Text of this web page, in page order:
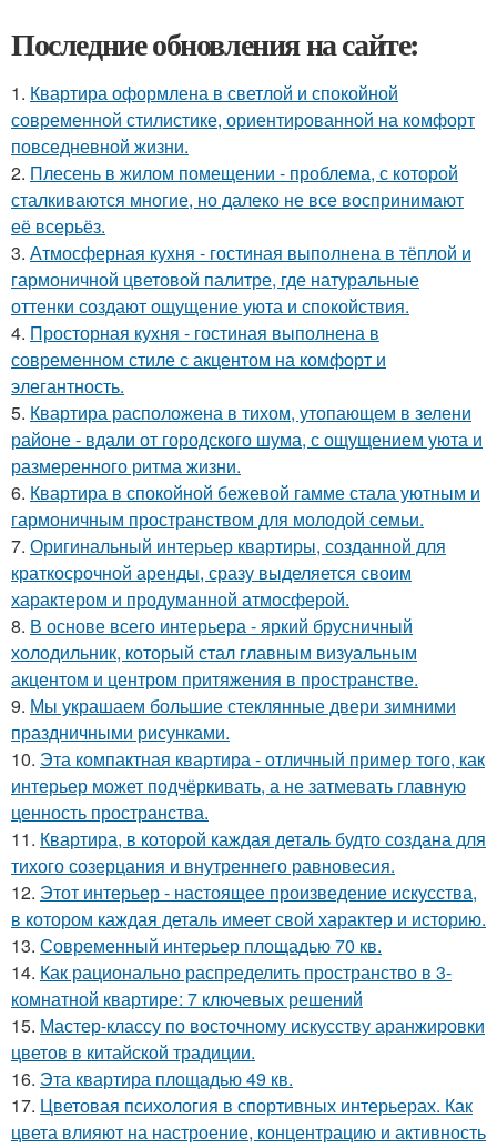
Последние обновления на сайте:
1. Квартира оформлена в светлой и спокойной
современной стилистике, ориентированной на комфорт
повседневной жизни.
2. Плесень в жилом помещении - проблема, с которой
сталкиваются многие, но далеко не все воспринимают
её всерьёз.
3. Атмосферная кухня - гостиная выполнена в тёплой и
гармоничной цветовой палитре, где натуральные
оттенки создают ощущение уюта и спокойствия.
4. Просторная кухня - гостиная выполнена в
современном стиле с акцентом на комфорт и
элегантность.
5. Квартира расположена в тихом, утопающем в зелени
районе - вдали от городского шума, с ощущением уюта и
размеренного ритма жизни.
6. Квартира в спокойной бежевой гамме стала уютным и
гармоничным пространством для молодой семьи.
7. Оригинальный интерьер квартиры, созданной для
краткосрочной аренды, сразу выделяется своим
характером и продуманной атмосферой.
8. В основе всего интерьера - яркий брусничный
холодильник, который стал главным визуальным
акцентом и центром притяжения в пространстве.
9. Мы украшаем большие стеклянные двери зимними
праздничными рисунками.
10. Эта компактная квартира - отличный пример того, как
интерьер может подчёркивать, а не затмевать главную
ценность пространства.
11. Квартира, в которой каждая деталь будто создана для
тихого созерцания и внутреннего равновесия.
12. Этот интерьер - настоящее произведение искусства,
в котором каждая деталь имеет свой характер и историю.
13. Современный интерьер площадью 70 кв.
14. Как рационально распределить пространство в 3-
комнатной квартире: 7 ключевых решений
15. Мастер-классу по восточному искусству аранжировки
цветов в китайской традиции.
16. Эта квартира площадью 49 кв.
17. Цветовая психология в спортивных интерьерах. Как
цвета влияют на настроение, концентрацию и активность